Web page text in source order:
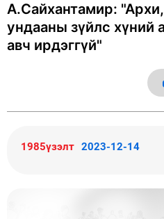
А.Сайхантамир:
ундааны зүйлс хүний
авч ирдэггүй"
1985үзэлт 2023-12-14